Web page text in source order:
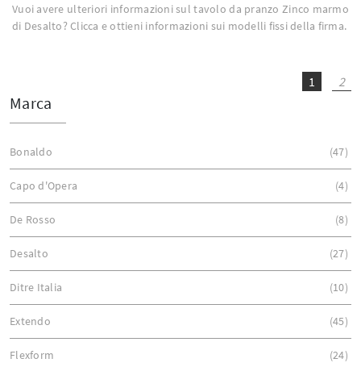
Vuoi avere ulteriori informazioni sul tavolo da pranzo Zinco marmo
di Desalto? Clicca e ottieni informazioni sui modelli fissi della firma.
1 2
Marca
Bonaldo 47
Capo d'Opera 4
De Rosso 8
Desalto 27
Ditre Italia 10
Extendo 45
Flexform 24